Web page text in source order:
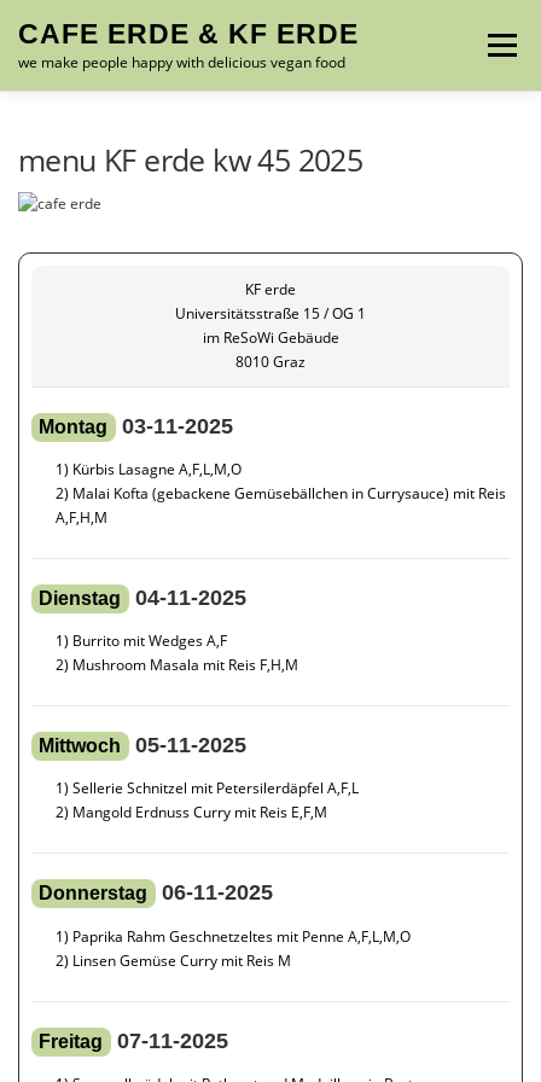
Inhalt
springen
CAFE ERDE & KF ERDE
we make people happy with delicious vegan food
Menü
menu KF erde kw 45 2025
KF erde
Universitätsstraße 15 / OG 1
im ReSoWi Gebäude
8010 Graz
Montag 03-11-2025
1) Kürbis Lasagne A,F,L,M,O
2) Malai Kofta (gebackene Gemüsebällchen in Currysauce) mit Reis
A,F,H,M
Dienstag 04-11-2025
1) Burrito mit Wedges A,F
2) Mushroom Masala mit Reis F,H,M
Mittwoch 05-11-2025
1) Sellerie Schnitzel mit Petersilerdäpfel A,F,L
2) Mangold Erdnuss Curry mit Reis E,F,M
Donnerstag 06-11-2025
1) Paprika Rahm Geschnetzeltes mit Penne A,F,L,M,O
2) Linsen Gemüse Curry mit Reis M
Freitag 07-11-2025